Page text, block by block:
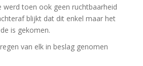
werd toen ook geen ruchtbaarheid
blijkt dat dit enkel maar het
is gekomen.
van elk in beslag genomen